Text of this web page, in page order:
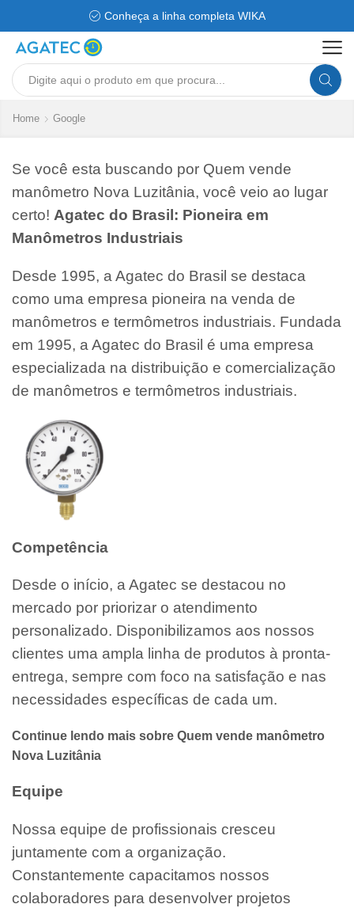
Conheça a linha completa WIKA
Search
Home Google
Se você esta buscando por Quem vende
manômetro Nova Luzitânia, você veio ao lugar
certo! Agatec do Brasil: Pioneira em
Manômetros Industriais
Desde 1995, a Agatec do Brasil se destaca
como uma empresa pioneira na venda de
manômetros e termômetros industriais. Fundada
em 1995, a Agatec do Brasil é uma empresa
especializada na distribuição e comercialização
de manômetros e termômetros industriais.
Competência
Desde o início, a Agatec se destacou no
mercado por priorizar o atendimento
personalizado. Disponibilizamos aos nossos
clientes uma ampla linha de produtos à pronta-
entrega, sempre com foco na satisfação e nas
necessidades específicas de cada um.
Continue lendo mais sobre Quem vende manômetro
Nova Luzitânia
Equipe
Nossa equipe de profissionais cresceu
juntamente com a organização.
Constantemente capacitamos nossos
colaboradores para desenvolver projetos